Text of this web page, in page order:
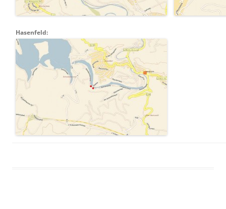
Hasenfeld: